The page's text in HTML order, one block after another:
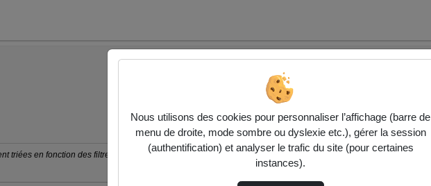
triées en fonction des filtres sélectionnés ci-dessous. Vérifiez les options pour ajuster les résultats.
Nous utilisons des cookies pour personnaliser l’affichage (barre de
menu de droite, mode sombre ou dyslexie etc.), gérer la session
(authentification) et analyser le trafic du site (pour certaines
instances).